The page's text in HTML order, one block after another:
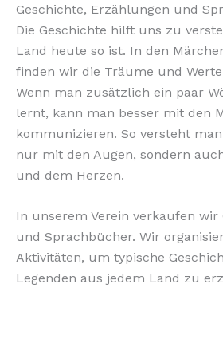
Geschichte, Erzählungen und
Die Geschichte hilft uns zu
Land heute so ist. In den
finden wir die Träume und
Wenn man zusätzlich ein paar
lernt, kann man besser mit den
kommunizieren. So versteht
nur mit den Augen, sondern
und dem Herzen.
In unserem Verein verkaufen
und Sprachbücher. Wir
Aktivitäten, um typische
Legenden aus jedem Land zu